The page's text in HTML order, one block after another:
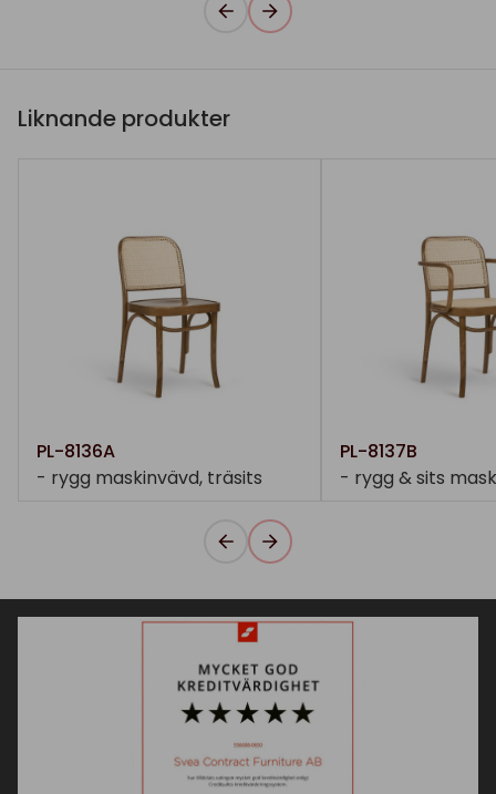
Liknande produkter
PL-8136A
- rygg maskinvävd, träsits
PL-8137B
- rygg & sits